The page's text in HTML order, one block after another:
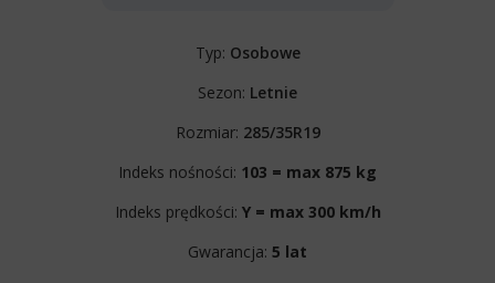
Typ: Osobowe
Sezon: Letnie
Rozmiar: 285/35R19
Indeks nośności: 103 = max 875 kg
Indeks prędkości: Y = max 300 km/h
Gwarancja: 5 lat